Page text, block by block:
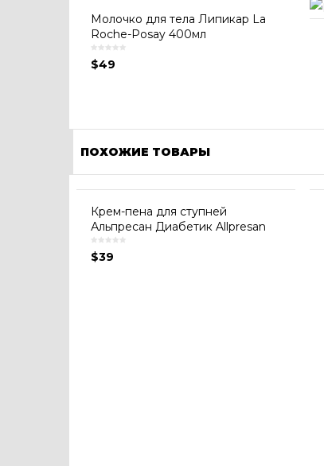
Молочко для тела Липикар La
Roche-Posay 400мл
$49
ПОХОЖИЕ ТОВАРЫ
Крем-пена для ступней
Альпресан Диабетик Allpresan
$39